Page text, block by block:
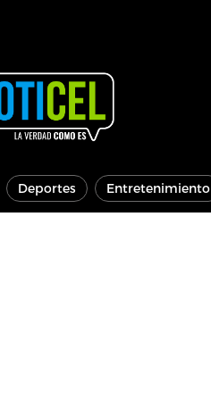
Deportes Entretenimiento